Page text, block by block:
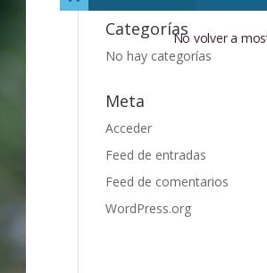
Categorías
No hay categorías
Meta
Acceder
Feed de entradas
Feed de comentarios
WordPress.org
Close
No volver a